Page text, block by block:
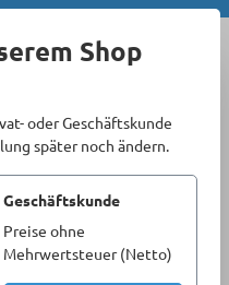
Shop
oder Geschäftskunde
später noch ändern.
Geschäftskunde
Preise ohne
Mehrwertsteuer (Netto)
Westen